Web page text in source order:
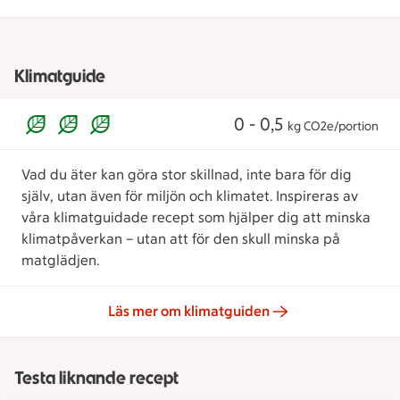
Klimatguide
0 - 0,5 kg CO2e/portion
Vad du äter kan göra stor skillnad, inte bara för dig
själv, utan även för miljön och klimatet. Inspireras av
våra klimatguidade recept som hjälper dig att minska
klimatpåverkan – utan att för den skull minska på
matglädjen.
Läs mer om klimatguiden
Testa liknande recept